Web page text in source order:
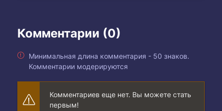
Комментарии (0)
Минимальная длина комментария - 50 знаков.
Комментарии модерируются
Комментариев еще нет. Вы можете стать
первым!